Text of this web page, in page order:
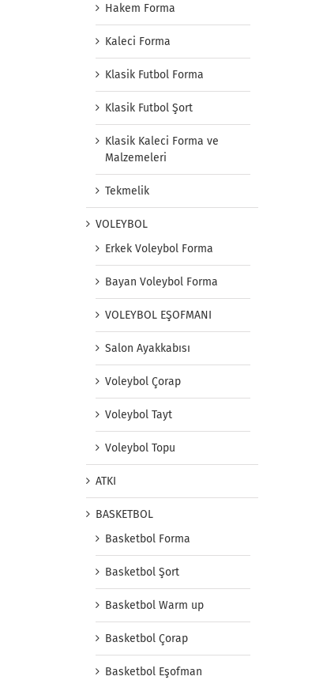
Hakem Forma
Kaleci Forma
Klasik Futbol Forma
Klasik Futbol Şort
Klasik Kaleci Forma ve
Malzemeleri
Tekmelik
VOLEYBOL
Erkek Voleybol Forma
Bayan Voleybol Forma
VOLEYBOL EŞOFMANI
Salon Ayakkabısı
Voleybol Çorap
Voleybol Tayt
Voleybol Topu
ATKI
BASKETBOL
Basketbol Forma
Basketbol Şort
Basketbol Warm up
Basketbol Çorap
Basketbol Eşofman